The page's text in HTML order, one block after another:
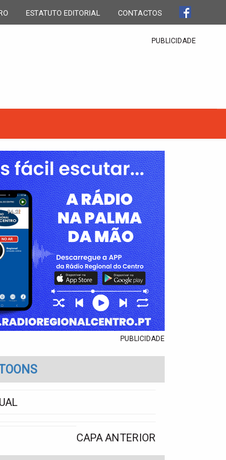
ESTATUTO EDITORIAL CONTACTOS
PUBLICIDADE
PUBLICIDADE
CAPA ANTERIOR